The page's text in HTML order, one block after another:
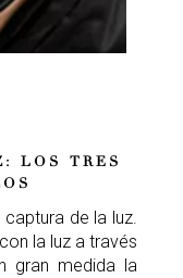
LOS TRES
de la luz.
la luz a través
gran medida la